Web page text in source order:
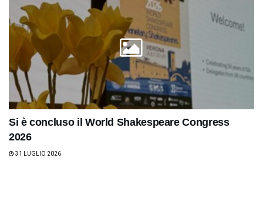
Si è concluso il World Shakespeare Congress
2026
31 LUGLIO 2026